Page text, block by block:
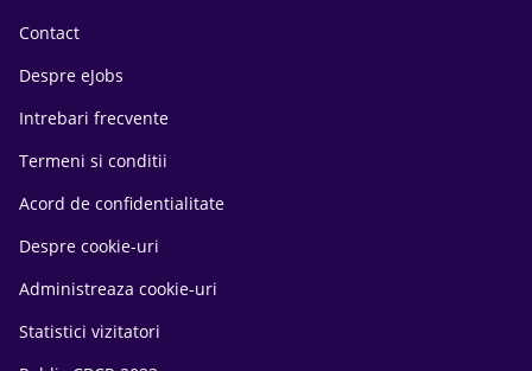
Contact
Despre eJobs
Intrebari frecvente
Termeni si conditii
Acord de confidentialitate
Despre cookie-uri
Administreaza cookie-uri
Statistici vizitatori